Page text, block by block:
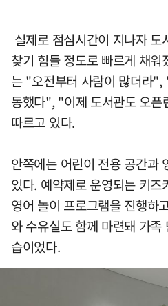
실제로 점심시간이 지나자
찾기 힘들 정도로 빠르게 채
는 "오전부터 사람이 많더라",
동했다", "이제 도서관도 오픈
따르고 있다.
안쪽에는 어린이 전용 공간과
있다. 예약제로 운영되는 키
영어 놀이 프로그램을 진행하
와 수유실도 함께 마련돼 가
습이었다.